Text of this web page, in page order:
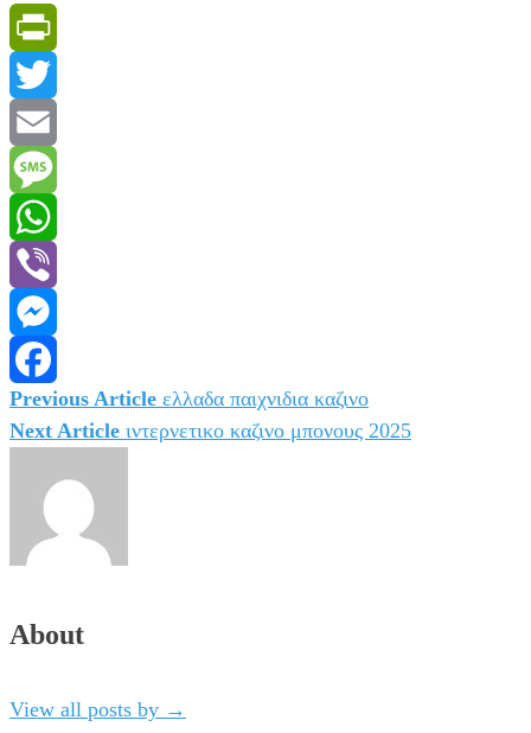
PrintFriendly
Twitter
Email
Message
WhatsApp
Viber
Messenger
Facebook
Πλοήγηση
Previous Article ελλαδα παιχνιδια καζινο
Next Article ιντερνετικο καζινο μπονους 2025
About
View all posts by →